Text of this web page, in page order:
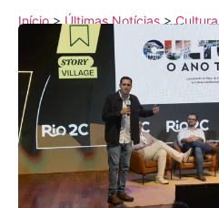
Início>Últimas Notícias>Cultura